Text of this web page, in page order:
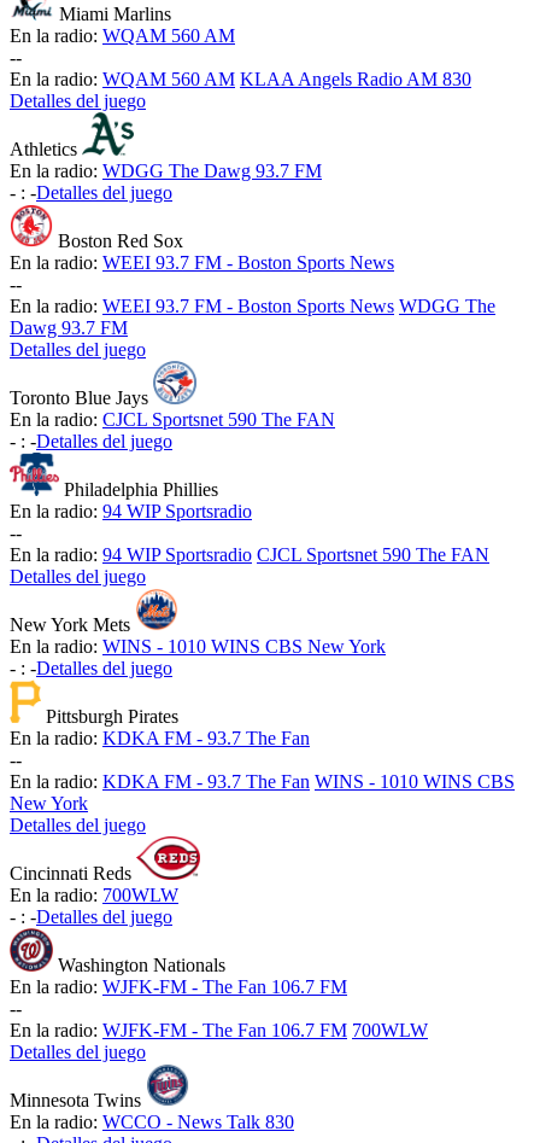
Miami Marlins
En la radio: WQAM 560 AM
--
En la radio: WQAM 560 AM KLAA Angels Radio AM 830
Detalles del juego
Athletics
En la radio: WDGG The Dawg 93.7 FM
- : -Detalles del juego
Boston Red Sox
En la radio: WEEI 93.7 FM - Boston Sports News
--
En la radio: WEEI 93.7 FM - Boston Sports News WDGG The
Dawg 93.7 FM
Detalles del juego
Toronto Blue Jays
En la radio: CJCL Sportsnet 590 The FAN
- : -Detalles del juego
Philadelphia Phillies
En la radio: 94 WIP Sportsradio
--
En la radio: 94 WIP Sportsradio CJCL Sportsnet 590 The FAN
Detalles del juego
New York Mets
En la radio: WINS - 1010 WINS CBS New York
- : -Detalles del juego
Pittsburgh Pirates
En la radio: KDKA FM - 93.7 The Fan
--
En la radio: KDKA FM - 93.7 The Fan WINS - 1010 WINS CBS
New York
Detalles del juego
Cincinnati Reds
En la radio: 700WLW
- : -Detalles del juego
Washington Nationals
En la radio: WJFK-FM - The Fan 106.7 FM
--
En la radio: WJFK-FM - The Fan 106.7 FM 700WLW
Detalles del juego
Minnesota Twins
En la radio: WCCO - News Talk 830